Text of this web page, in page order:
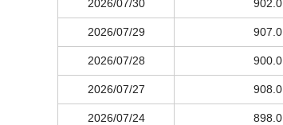
2026/07/30 902.0
2026/07/29 907.0
2026/07/28 900.0
2026/07/27 908.0
2026/07/24 898.0